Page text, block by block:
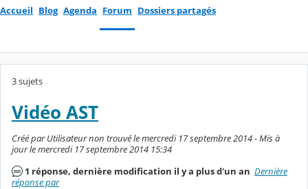
Accueil Blog Agenda Forum Dossiers partagés
3 sujets
Vidéo AST
Créé par Utilisateur non trouvé le mercredi 17 septembre 2014 - Mis à
jour le mercredi 17 septembre 2014 15:34
1 réponse, dernière modification il y a plus d'un an Dernière
réponse par